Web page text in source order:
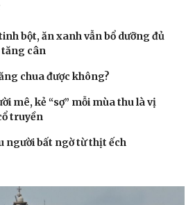
bột, ăn xanh vẫn bổ dưỡng đủ
cân
chua được không?
mê, kẻ “sợ” mỗi mùa thu là vị
truyền
người bất ngờ từ thịt ếch